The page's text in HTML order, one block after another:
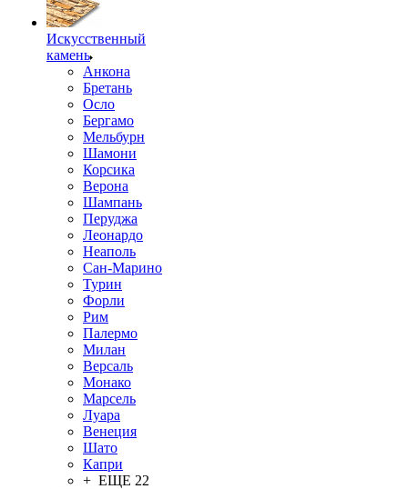
Искусственный
камень
Анкона
Бретань
Осло
Бергамо
Мельбурн
Шамони
Корсика
Верона
Шампань
Перуджа
Леонардо
Неаполь
Сан-Марино
Турин
Форли
Рим
Палермо
Милан
Версаль
Монако
Марсель
Луара
Венеция
Шато
Капри
+ ЕЩЕ 22